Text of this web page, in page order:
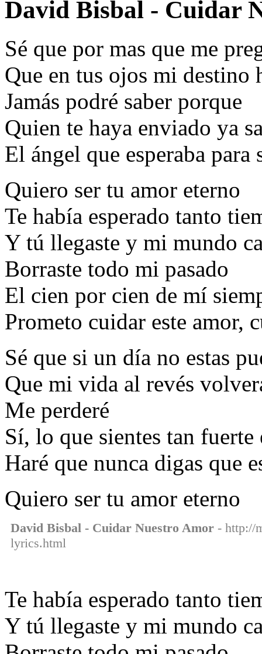
David Bisbal - Cuidar
Sé que por mas que me
Que en tus ojos mi destino
Jamás podré saber porque
Quien te haya enviado ya
El ángel que esperaba
Quiero ser tu amor eterno
Te había esperado tanto
Y tú llegaste y mi mundo
Borraste todo mi pasado
El cien por cien de mí
Prometo cuidar este amor,
Sé que si un día no estas
Que mi vida al revés
Me perderé
Sí, lo que sientes tan fuerte
Haré que nunca digas que
Quiero ser tu amor eterno
David Bisbal - Cuidar Nuestro Amor - http://
lyrics.html
Te había esperado tanto
Y tú llegaste y mi mundo